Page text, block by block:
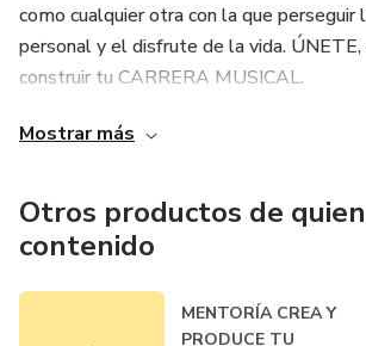
como cualquier otra con la que perseguir
personal y el disfrute de la vida. ÚNETE,
construir tu CARRERA MUSICAL.
Mostrar más
Otros productos de
contenido
MENTORÍA CREA Y
PRODUCE TU